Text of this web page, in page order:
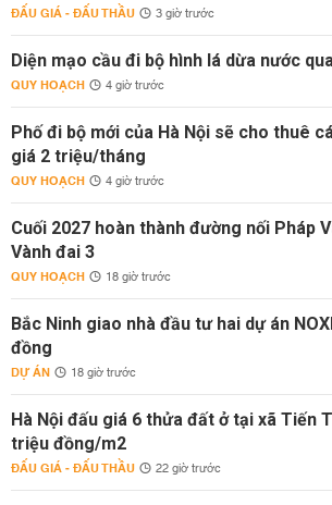
ĐẤU GIÁ - ĐẤU THẦU 3 giờ trước
Diện mạo cầu đi bộ hình lá dừa nước
QUY HOẠCH 4 giờ trước
Phố đi bộ mới của Hà Nội sẽ cho thuê
giá 2 triệu/tháng
QUY HOẠCH 4 giờ trước
Cuối 2027 hoàn thành đường nối Pháp
Vành đai 3
QUY HOẠCH 18 giờ trước
Bắc Ninh giao nhà đầu tư hai dự án
đồng
DỰ ÁN 18 giờ trước
Hà Nội đấu giá 6 thửa đất ở tại xã Tiến
triệu đồng/m2
ĐẤU GIÁ - ĐẤU THẦU 22 giờ trước